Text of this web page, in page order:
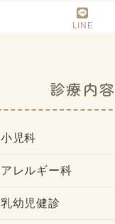
LINE
診療内容
小児科
アレルギー科
乳幼児健診